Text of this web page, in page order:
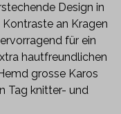
Design in
an Kragen
für ein
hautfreundlichen
grosse Karos
Tag knitter- und